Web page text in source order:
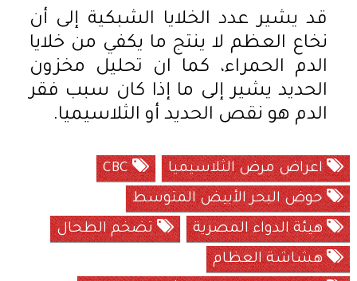
قد يشير عدد الخلايا الشبكية إلى أن
نخاع العظم لا ينتج ما يكفي من خلايا
الدم الحمراء، كما ان تحليل مخزون
الحديد يشير إلى ما إذا كان سبب فقر
الدم هو نقص الحديد أو الثلاسيميا.
اعراض مرض الثلاسيميا
CBC
حوض البحر الأبيض المتوسط
هيئة الدواء المصرية
تضخم الطحال
هشاشة العظام